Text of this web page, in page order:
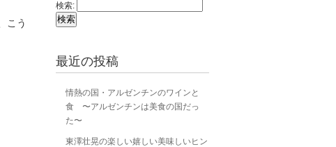
こう
検索:
最近の投稿
情熱の国・アルゼンチンのワインと
食 〜アルゼンチンは美食の国だっ
た〜
東澤壮晃の楽しい嬉しい美味しいヒン